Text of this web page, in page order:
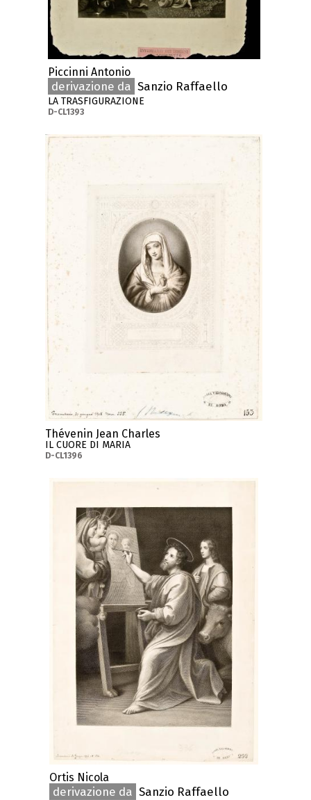
Piccinni Antonio
derivazione da Sanzio Raffaello
LA TRASFIGURAZIONE
D-CL1393
Thévenin Jean Charles
IL CUORE DI MARIA
D-CL1396
Ortis Nicola
derivazione da Sanzio Raffaello